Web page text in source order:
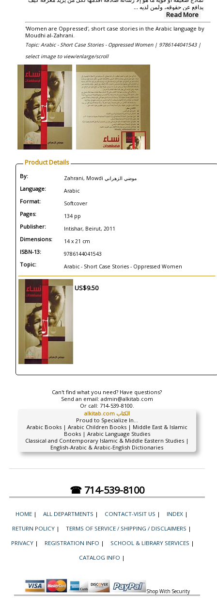
يدافع عن حقوقه، ولمن لديه ...
Read More
'Women are Oppressed', short case stories in the Arabic language by
Moudhi al-Zahrani.
Topic: Arabic - Short Case Stories - Oppressed Women | 9786144041543 |
select image to view/enlarge/scroll
Product Details
By: Zahrani, Mowdi موضي الزهراني
Language: Arabic
Format: Softcover
Pages: 134 pp
Publisher: Intishar, Beirut, 2011
Dimensions: 14 x 21 cm
ISBN-13: 9786144041543
Topic: Arabic - Short Case Stories - Oppressed Women
US$9.50
Can't find what you need? Have questions?
Send an email: admin@alkitab.com
Or call: 714-539-8100.
alkitab.com الكتاب
Proud to Specialize In...
Arabic Books | Arabic Children Books | Middle East & Islamic
Books | Arabic Language Studies
Classical and Contemporary Islamic & Middle Eastern Studies |
English-Arabic & Arabic-English Dictionaries
☎ 714-539-8100
HOME | ALL DEPARTMENTS | CONTACT-VISIT US | INDEX |
RETURN POLICY | TERMS OF SERVICE / SHIPPING / DISCLAIMERS |
PRIVACY | REGISTRATION INFO | SCHOOL & LIBRARY SERVICES |
CATALOG INFO |
Shop With Security